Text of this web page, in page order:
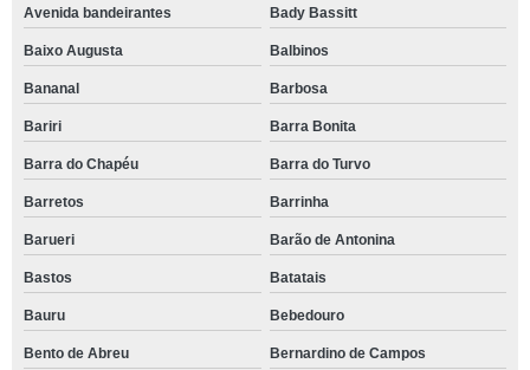
Avenida bandeirantes Bady Bassitt
Baixo Augusta Balbinos
Bananal Barbosa
Bariri Barra Bonita
Barra do Chapéu Barra do Turvo
Barretos Barrinha
Barueri Barão de Antonina
Bastos Batatais
Bauru Bebedouro
Bento de Abreu Bernardino de Campos